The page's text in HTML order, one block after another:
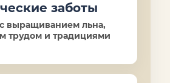
заботы
выращиванием льна,
трудом и традициями